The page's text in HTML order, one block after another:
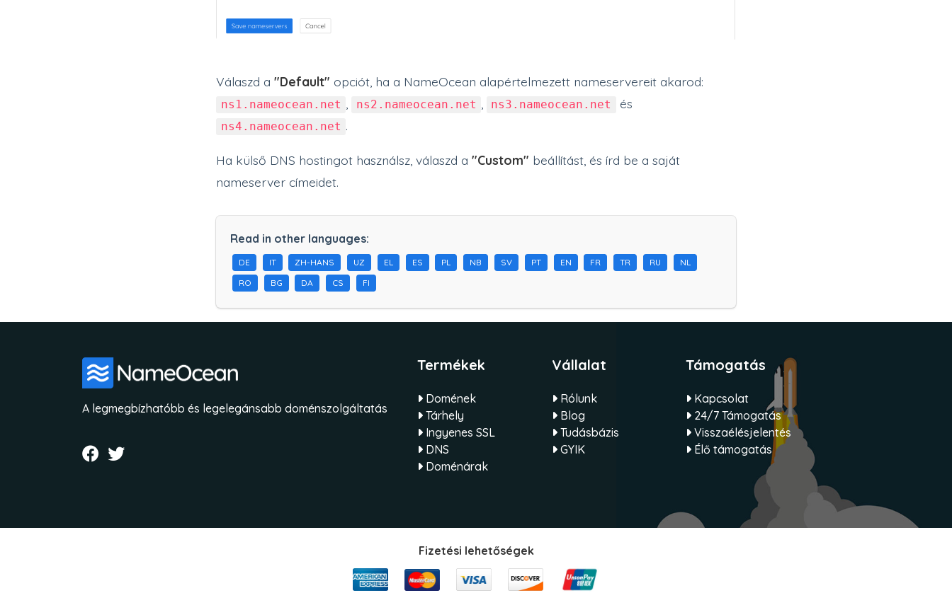
Válaszd a"Default" opciót, ha a NameOcean alapértelmezett nameservereit akarod:
ns1.nameocean.net ns2.nameocean.net ns3.nameocean.net és
ns4.nameocean.net .
Ha külső DNS hostingot használsz, válaszd a"Custom" beállítást, és írd be a saját
nameserver címeidet.
Read in other languages:
DE IT ZH-HANS UZ EL ES PL NB SV PT EN FR TR RU
NL
RO
BG DA CS FI
A legmegbízhatóbb és legelegánsabb doménszolgáltatás
Termékek
Domének
Tárhely
Ingyenes SSL
DNS
Doménárak
Vállalat
Rólunk
Blog
Tudásbázis
GYIK
Támogatás
Kapcsolat
24/7 Támogatás
Visszaélésjelentés
Élő támogatás
Fizetési lehetőségek